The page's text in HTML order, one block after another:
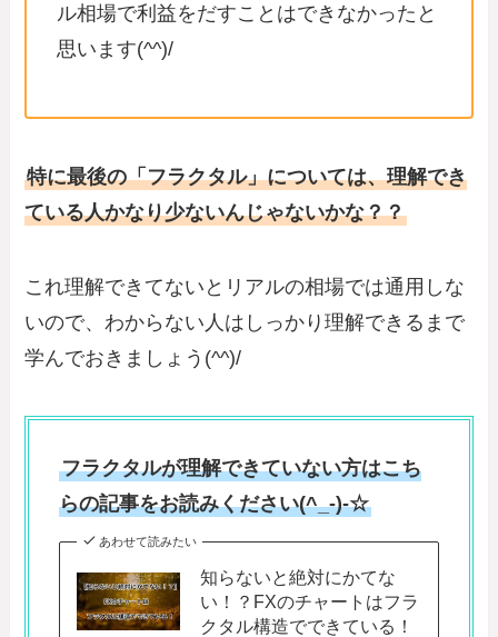
ル相場で利益をだすことはできなかったと
思います(^^)/
特に最後の「フラクタル」については、理解でき
ている人かなり少ないんじゃないかな？？
これ理解できてないとリアルの相場では通用しな
いので、わからない人はしっかり理解できるまで
学んでおきましょう(^^)/
フラクタルが理解できていない方はこち
らの記事をお読みください(^_-)-☆
あわせて読みたい
知らないと絶対にかてな
い！？FXのチャートはフラ
クタル構造でできている！